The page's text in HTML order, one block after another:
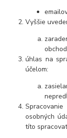
Vyššie
úhlas na
účelom:
osobných
títo